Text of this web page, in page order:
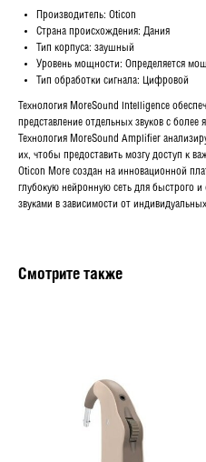
Производитель: Oticon
Страна происхождения: Дания
Тип корпуса: заушный
Уровень мощности: Определяется
Тип обработки сигнала: Цифровой
Технология MoreSound Intelligence
представление отдельных звуков с
Технология MoreSound Amplifier
их, чтобы предоставить мозгу доступ к
Oticon More создан на инновационной
глубокую нейронную сеть для быстрого
звуками в зависимости от
Смотрите также